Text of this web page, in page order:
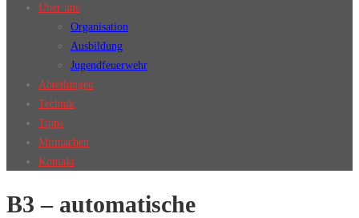
Über uns
Organisation
Ausbildung
Jugendfeuerwehr
Abteilungen
Technik
Tipps
Mitmachen
Kontakt
B3 – automatische